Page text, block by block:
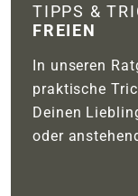
TIPPS &
FREIEN
In unseren
praktische
Deinen
oder